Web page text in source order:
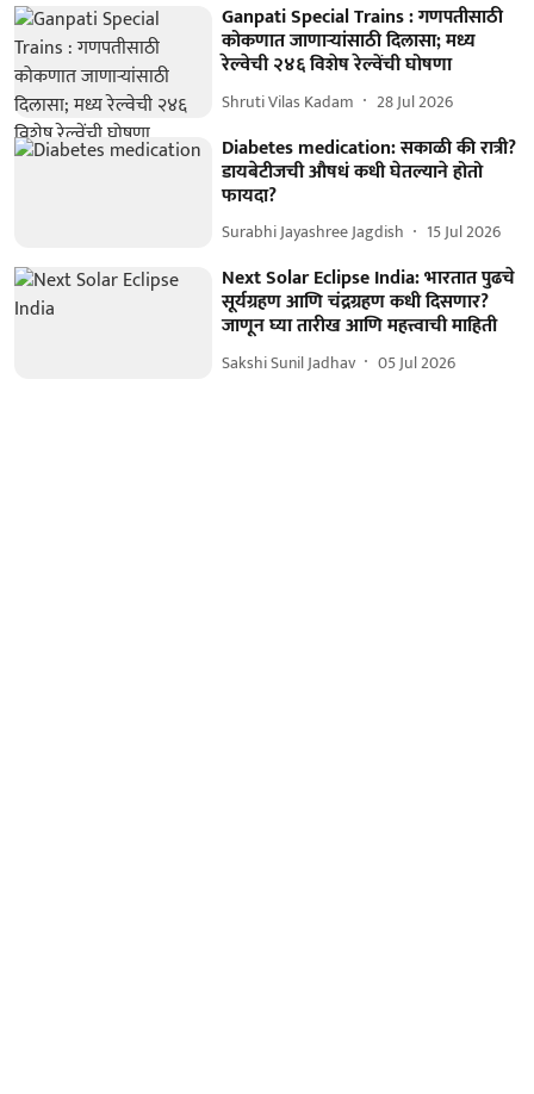
Ganpati Special Trains : गणपतीसाठी
कोकणात जाणाऱ्यांसाठी दिलासा; मध्य
रेल्वेची २४६ विशेष रेल्वेंची घोषणा
Shruti Vilas Kadam 28 Jul 2026
Diabetes medication: सकाळी की रात्री?
डायबेटीजची औषधं कधी घेतल्याने होतो
फायदा?
Surabhi Jayashree Jagdish 15 Jul 2026
Next Solar Eclipse India: भारतात पुढचे
सूर्यग्रहण आणि चंद्रग्रहण कधी दिसणार?
जाणून घ्या तारीख आणि महत्त्वाची माहिती
Sakshi Sunil Jadhav 05 Jul 2026